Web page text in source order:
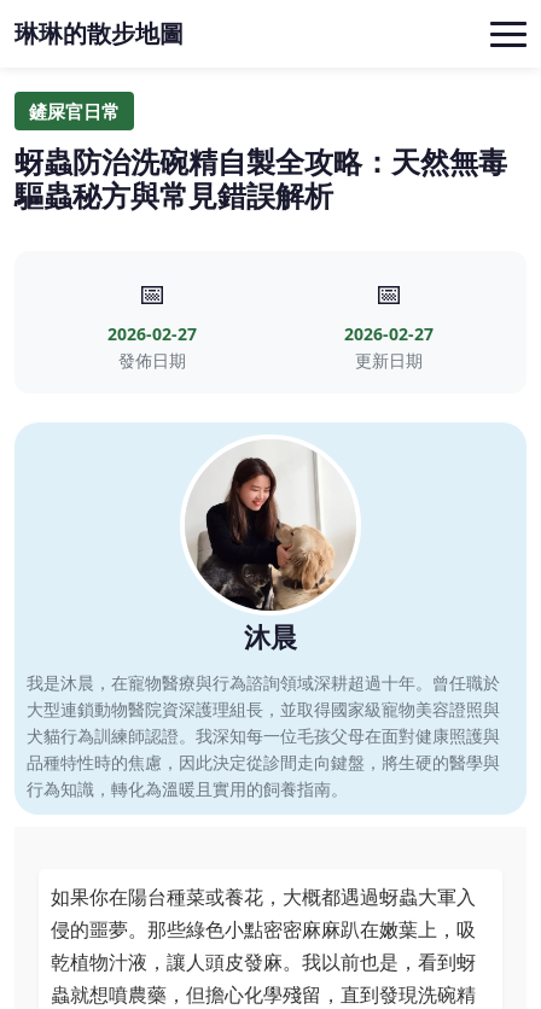
琳琳的散步地圖
鏟屎官日常
蚜蟲防治洗碗精自製全攻略：天然無毒
驅蟲秘方與常見錯誤解析
📅
2026-02-27
發佈日期
📅
2026-02-27
更新日期
沐晨
我是沐晨，在寵物醫療與行為諮詢領域深耕超過十年。曾任職於
大型連鎖動物醫院資深護理組長，並取得國家級寵物美容證照與
犬貓行為訓練師認證。我深知每一位毛孩父母在面對健康照護與
品種特性時的焦慮，因此決定從診間走向鍵盤，將生硬的醫學與
行為知識，轉化為溫暖且實用的飼養指南。
如果你在陽台種菜或養花，大概都遇過蚜蟲大軍入
侵的噩夢。那些綠色小點密密麻麻趴在嫩葉上，吸
乾植物汁液，讓人頭皮發麻。我以前也是，看到蚜
蟲就想噴農藥，但擔心化學殘留，直到發現洗碗精